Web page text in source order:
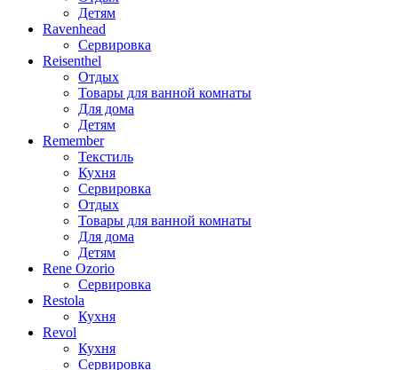
Детям
Ravenhead
Сервировка
Reisenthel
Отдых
Товары для ванной комнаты
Для дома
Детям
Remember
Текстиль
Кухня
Сервировка
Отдых
Товары для ванной комнаты
Для дома
Детям
Rene Ozorio
Сервировка
Restola
Кухня
Revol
Кухня
Сервировка